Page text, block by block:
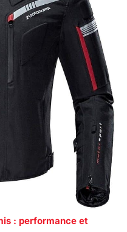
: performance et